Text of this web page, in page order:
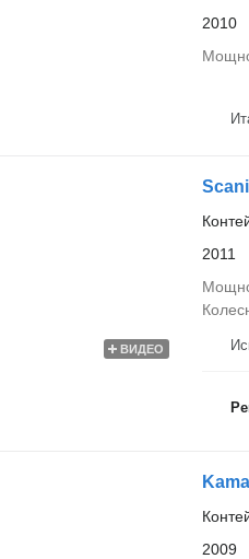
2010
ВИДЕО
2011
2009